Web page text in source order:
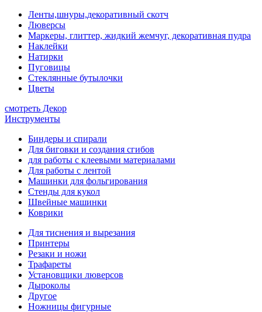
Ленты,шнуры,декоративный скотч
Люверсы
Маркеры, глиттер, жидкий жемчуг, декоративная пудра
Наклейки
Натирки
Пуговицы
Стеклянные бутылочки
Цветы
смотреть Декор
Инструменты
Биндеры и спирали
Для биговки и создания сгибов
для работы с клеевыми материалами
Для работы с лентой
Машинки для фольгирования
Стенды для кукол
Швейные машинки
Коврики
Для тиснения и вырезания
Принтеры
Резаки и ножи
Трафареты
Установщики люверсов
Дыроколы
Другое
Ножницы фигурные